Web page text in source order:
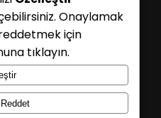
→ Görünüm → Menüler
→ Görünüm → Menüler
Onaylamak
için
tıklayın.